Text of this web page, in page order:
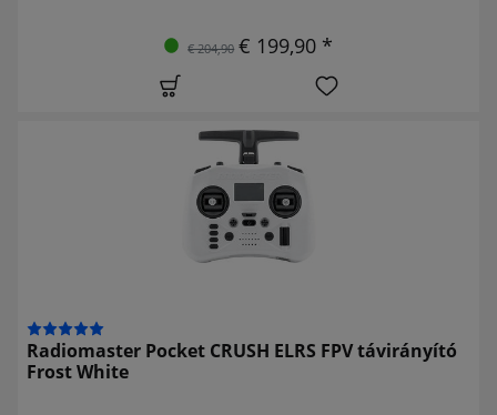
€ 204,90 € 199,90 *
Radiomaster Pocket CRUSH ELRS FPV távirányító
Frost White